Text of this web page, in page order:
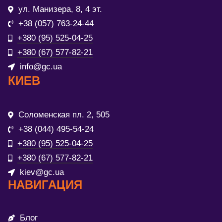
ул. Манизера, 8, 4 эт.
+38 (057) 763-24-44
+380 (95) 525-04-25
+380 (67) 577-82-21
info@gc.ua
КИЕВ
Соломенская пл. 2, 505
+38 (044) 495-54-24
+380 (95) 525-04-25
+380 (67) 577-82-21
kiev@gc.ua
НАВИГАЦИЯ
Блог